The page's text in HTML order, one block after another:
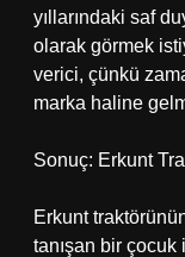
yıllarındaki saf
olarak görmek
verici, çünkü
marka haline
Sonuç: Erkunt
Erkunt
tanışan bir